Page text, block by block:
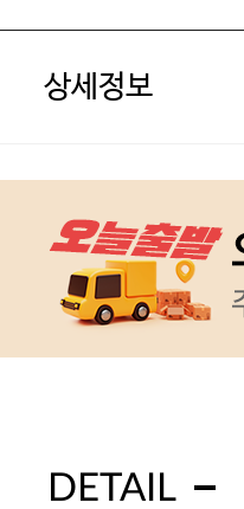
상세정보
DETAIL